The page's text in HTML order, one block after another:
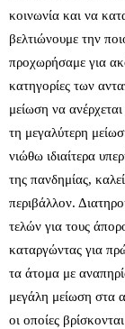
κοινωνία και να
βελτιώνουμε την
προχωρήσαμε για
κατηγορίες των
μείωση να
τη μεγαλύτερη
νιώθω ιδιαίτερα
της πανδημίας,
περιβάλλον.
τελών για τους
καταργώντας για
τα άτομα με
μεγάλη μείωση στα
οι οποίες